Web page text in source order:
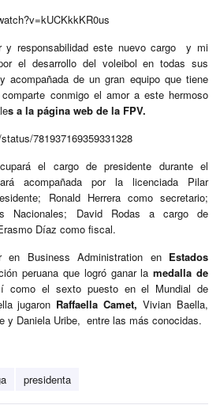
y responsabilidad este nuevo cargo y mi
el desarrollo del voleibol en todas sus
acompañada de un gran equipo que tiene
conmigo el amor a este hermoso
s a la página web de la FPV.
781937169359331328
el cargo de presidente durante el
acompañada por la licenciada Pilar
Ronald Herrera como secretario;
Nacionales; David Rodas a cargo de
Díaz como fiscal.
en Business Administration enEstados
peruana que logró ganar lamedalla de
como el sexto puesto en el Mundial de
jugaron Raffaella Camet, Vivian Baella,
y Daniela Uribe, entre las más conocidas.
presidenta